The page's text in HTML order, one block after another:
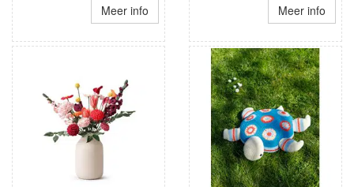
Meer info Meer info